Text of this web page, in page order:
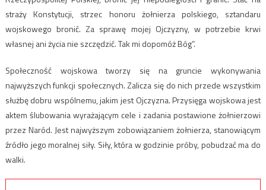
straży Konstytucji, strzec honoru żołnierza polskiego, sztandaru
wojskowego bronić. Za sprawę mojej Ojczyzny, w potrzebie krwi
własnej ani życia nie szczędzić. Tak mi dopomóż Bóg”.
Społeczność wojskowa tworzy się na gruncie wykonywania
najwyższych funkcji społecznych. Zalicza się do nich przede wszystkim
służbę dobru wspólnemu, jakim jest Ojczyzna. Przysięga wojskowa jest
aktem ślubowania wyrażającym cele i zadania postawione żołnierzowi
przez Naród. Jest najwyższym zobowiązaniem żołnierza, stanowiącym
źródło jego moralnej siły. Siły, która w godzinie próby, pobudzać ma do
walki.